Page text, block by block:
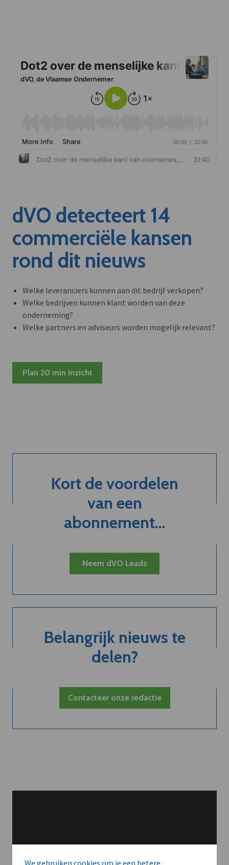
We gebruiken cookies om je een betere
dVO detecteert 14
commerciële kansen
rond dit nieuws
Welke leveranciers kunnen aan dit bedrijf verkopen?
Welke bedrijven kunnen klant worden van deze
onderneming?
Welke partners en adviseurs worden mogelijk relevant?
Plan 20 min inzicht
Kort de voordelen
van een
abonnement...
Neem dVO Leads
Belangrijk nieuws te
delen?
Contacteer onze redactie